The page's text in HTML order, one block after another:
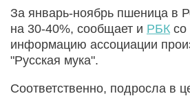
За январь-ноябрь пшеница в
на 30-40%, сообщает и РБК со
информацию ассоциации
"Русская мука".
Соответственно, подросла в